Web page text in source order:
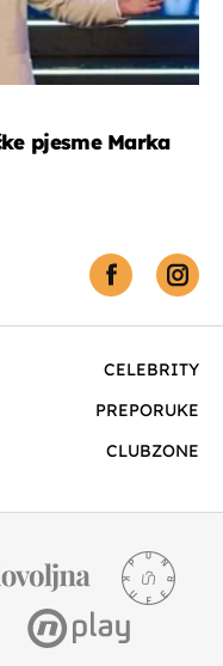
pjesme Marka
CELEBRITY
PREPORUKE
CLUBZONE